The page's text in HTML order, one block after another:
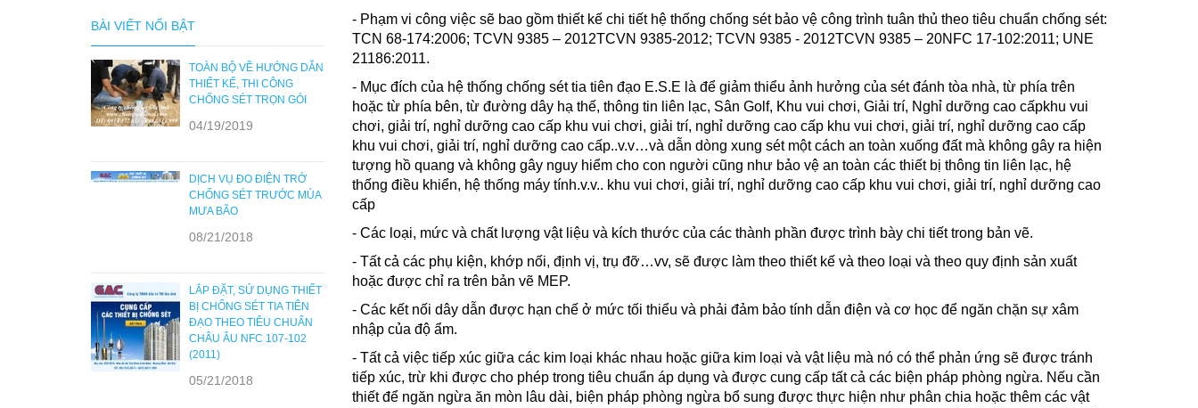
- Phạm vi công việc sẽ bao gồm thiết kế chi tiết hệ thống chống sét bảo vệ công trình tuân thủ theo tiêu chuẩn chống sét:
TCN 68-174:2006; TCVN 9385 – 2012TCVN 9385-2012; TCVN 9385 - 2012TCVN 9385 – 20NFC 17-102:2011; UNE
21186:2011.
- Mục đích của hệ thống chống sét tia tiên đạo E.S.E là để giảm thiểu ảnh hưởng của sét đánh tòa nhà, từ phía trên
hoặc từ phía bên, từ đường dây hạ thế, thông tin liên lạc, Sân Golf, Khu vui chơi, Giải trí, Nghỉ dưỡng cao cấpkhu vui
chơi, giải trí, nghỉ dưỡng cao cấp khu vui chơi, giải trí, nghỉ dưỡng cao cấp khu vui chơi, giải trí, nghỉ dưỡng cao cấp
khu vui chơi, giải trí, nghỉ dưỡng cao cấp..v.v…và dẫn dòng xung sét một cách an toàn xuống đất mà không gây ra hiện
tượng hồ quang và không gây nguy hiểm cho con người cũng như bảo vệ an toàn các thiết bị thông tin liên lạc, hệ
thống điều khiển, hệ thống máy tính.v.v.. khu vui chơi, giải trí, nghỉ dưỡng cao cấp khu vui chơi, giải trí, nghỉ dưỡng cao
cấp
- Các loại, mức và chất lượng vật liệu và kích thước của các thành phần được trình bày chi tiết trong bản vẽ.
- Tất cả các phụ kiện, khớp nối, định vị, trụ đỡ…vv, sẽ được làm theo thiết kế và theo loại và theo quy định sản xuất
hoặc được chỉ ra trên bản vẽ MEP.
- Các kết nối dây dẫn được hạn chế ở mức tối thiểu và phải đảm bảo tính dẫn điện và cơ học để ngăn chặn sự xâm
nhập của độ ẩm.
- Tất cả việc tiếp xúc giữa các kim loại khác nhau hoặc giữa kim loại và vật liệu mà nó có thể phản ứng sẽ được tránh
tiếp xúc, trừ khi được cho phép trong tiêu chuẩn áp dụng và được cung cấp tất cả các biện pháp phòng ngừa. Nếu cần
thiết để ngăn ngừa ăn mòn lâu dài, biện pháp phòng ngừa bổ sung được thực hiện như phân chia hoặc thêm các vật
BÀI VIẾT NỔI BẬT
TOÀN BỘ VỀ HƯỚNG DẪN
THIẾT KẾ, THI CÔNG
CHỐNG SÉT TRỌN GÓI
04/19/2019
DỊCH VỤ ĐO ĐIỆN TRỞ
CHỐNG SÉT TRƯỚC MÙA
MƯA BÃO
08/21/2018
LẮP ĐẶT, SỬ DỤNG THIẾT
BỊ CHỐNG SÉT TIA TIÊN
ĐẠO THEO TIÊU CHUẨN
CHÂU ÂU NFC 107-102
(2011)
05/21/2018